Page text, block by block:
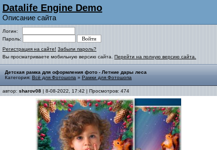
Datalife Engine Demo
Описание сайта
Логин:
Пароль:
Регистрация на сайте! Забыли пароль?
Вы просматриваете мобильную версию сайта. Перейти на полную версию сайта.
Детская рамка для оформления фото - Летние дары леса
Категория: Всё для Фотошопа » Рамки для Фотошопа
автор: sharov08 | 8-08-2022, 17:42 | Просмотров: 474